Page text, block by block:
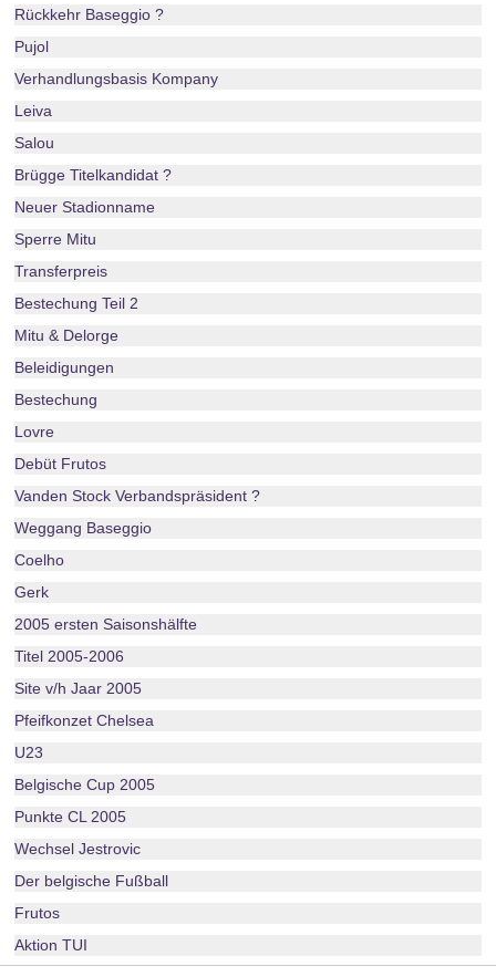
Rückkehr Baseggio ?
Pujol
Verhandlungsbasis Kompany
Leiva
Salou
Brügge Titelkandidat ?
Neuer Stadionname
Sperre Mitu
Transferpreis
Bestechung Teil 2
Mitu & Delorge
Beleidigungen
Bestechung
Lovre
Debüt Frutos
Vanden Stock Verbandspräsident ?
Weggang Baseggio
Coelho
Gerk
2005 ersten Saisonshälfte
Titel 2005-2006
Site v/h Jaar 2005
Pfeifkonzet Chelsea
U23
Belgische Cup 2005
Punkte CL 2005
Wechsel Jestrovic
Der belgische Fußball
Frutos
Aktion TUI